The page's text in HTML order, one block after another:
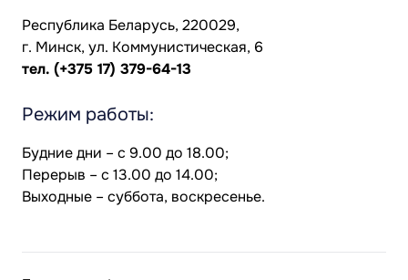
Республика Беларусь, 220029,
г. Минск, ул. Коммунистическая, 6
тел. (+375 17) 379-64-13
Режим работы:
Будние дни – с 9.00 до 18.00;
Перерыв – с 13.00 до 14.00;
Выходные – суббота, воскресенье.